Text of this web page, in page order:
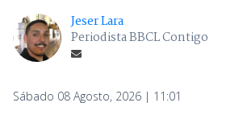
Jeser Lara
Periodista BBCL Contigo
Sábado 08 Agosto, 2026 | 11:01